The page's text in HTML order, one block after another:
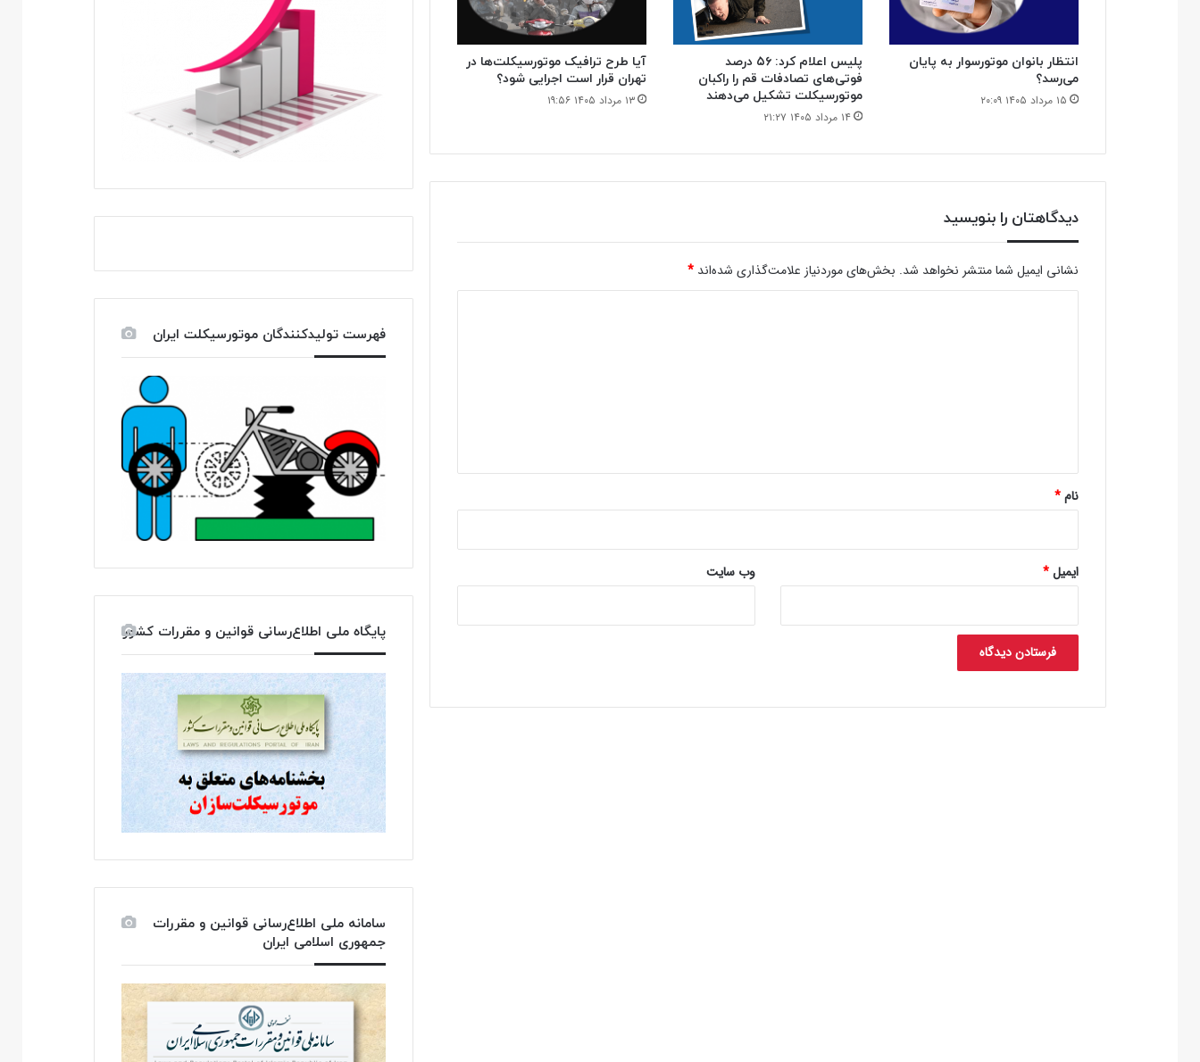
انتظار بانوان موتورسوار به پایان
می‌رسد؟
۱۵ مرداد ۱۴۰۵ ۲۰:۰۹
پلیس اعلام کرد: ۵۶ درصد
فوتی‌های تصادفات قم را راکبان
موتورسیکلت تشکیل می‌دهند
۱۴ مرداد ۱۴۰۵ ۲۱:۲۷
آیا طرح ترافیک موتورسیکلت‌ها در
تهران قرار است اجرایی شود؟
۱۳ مرداد ۱۴۰۵ ۱۹:۵۶
دیدگاهتان را بنویسید
نشانی ایمیل شما منتشر نخواهد شد. بخش‌های موردنیاز علامت‌گذاری شده‌اند *
نام*
ایمیل* وب‌ سایت
فهرست تولیدکنندگان موتورسیکلت ایران
پایگاه ملی اطلاع‌رسانی قوانین و مقررات کشور
سامانه ملی اطلاع‌رسانی قوانین و مقررات
جمهوری اسلامی ایران